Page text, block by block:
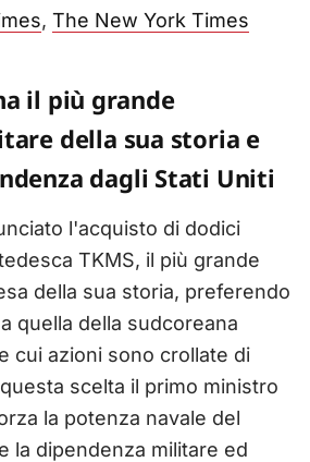
, The New York Times
il più grande
della sua storia e
dagli Stati Uniti
l'acquisto di dodici
TKMS, il più grande
della sua storia, preferendo
quella della sudcoreana
cui azioni sono crollate di
scelta il primo ministro
la potenza navale del
la dipendenza militare ed